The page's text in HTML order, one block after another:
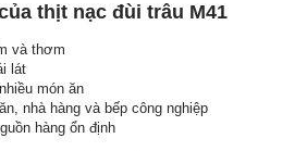
thịt nạc đùi trâu M41
và thơm
lát
món ăn
nhà hàng và bếp công nghiệp
hàng ổn định